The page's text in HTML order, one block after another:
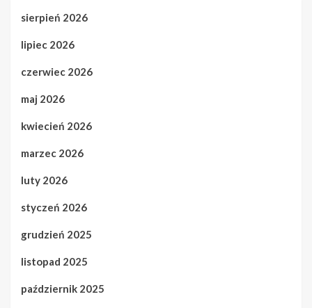
sierpień 2026
lipiec 2026
czerwiec 2026
maj 2026
kwiecień 2026
marzec 2026
luty 2026
styczeń 2026
grudzień 2025
listopad 2025
październik 2025